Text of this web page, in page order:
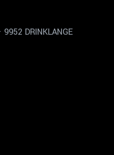
DRINKLANGE